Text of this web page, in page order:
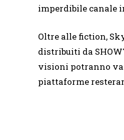
imperdibile canale
Oltre alle fiction,
distribuiti da
visioni potranno
piattaforme